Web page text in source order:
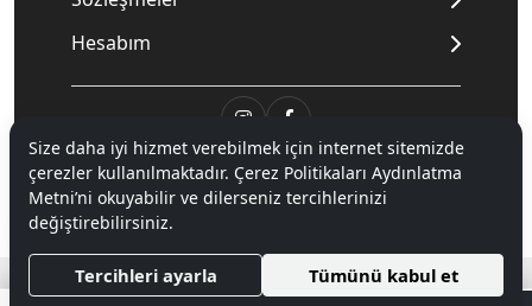
Hesabım
© 2020Mnpc. Tüm hakları saklıdır.
Hipotenüs Yeni Nesil E-Ticaret Sistemleri ile Hazırlanmıştır.
Size daha iyi hizmet verebilmek için internet sitemizde
çerezler kullanılmaktadır. Çerez Politikaları Aydınlatma
Metni’ni okuyabilir ve dilerseniz tercihlerinizi
değiştirebilirsiniz.
Tercihleri ayarla Tümünü kabul et